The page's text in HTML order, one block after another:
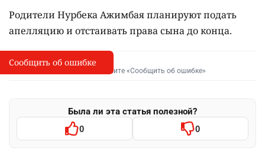
Родители Нурбека Ажимбая планируют подать
апелляцию и отстаивать права сына до конца.
I
Сообщить об опечатке
Выделите фрагмент и нажмите «Сообщить об ошибке»
Была ли эта статья полезной?
0 0
Сообщить об ошибке